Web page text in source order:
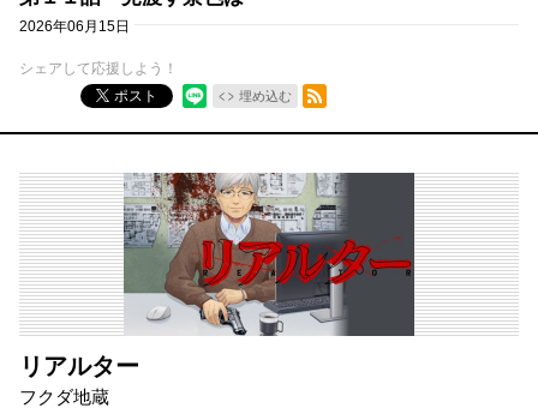
2026年06月15日
シェアして応援しよう！
ポスト
埋め込む
RSSフィード
リアルター
フクダ地蔵